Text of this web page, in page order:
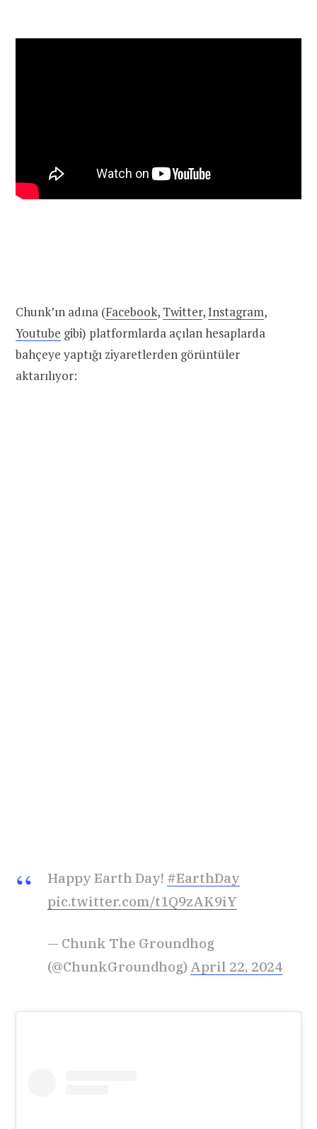
Chunk’ın adına (Facebook, Twitter,Instagram,
Youtube gibi) platformlarda açılan hesaplarda
bahçeye yaptığı ziyaretlerden görüntüler
aktarılıyor:
Happy Earth Day! #EarthDay
pic.twitter.com/t1Q9zAK9iY
— Chunk The Groundhog
(@ChunkGroundhog) April 22, 2024